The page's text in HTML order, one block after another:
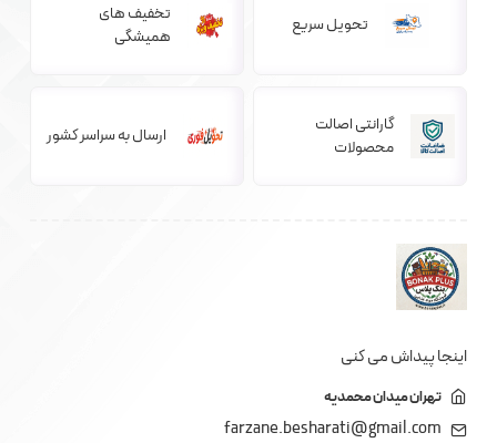
تحویل سریع
تخفیف های
همیشگی
گارانتی اصالت
محصولات
ارسال به سراسر کشور
اینجا پیداش می کنی
تهران میدان محمدیه
farzane.besharati@gmail.com